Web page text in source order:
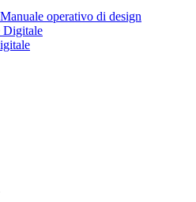
operativo di design